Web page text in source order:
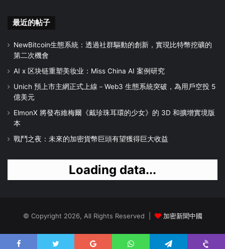
最近的帖子
NewBitcoin生態系統：透過社群驅動的創新，實現比特幣挖礦的
第二次機會
AI x 区块链重塑美妆业：Miss China AI 案例研究
Unich 預上市主網正式上線－Web3 生態系統突破，為用戶空投 5
億美元
ElmonX 將發布維梅爾《戴珍珠耳環的少女》的 3D 和擴增實境版
本
戰鬥之夜：未來的加密貨幣巨頭有望獲得巨大收益
Loading data...
© Copyright 2026, All Rights Reserved | 加密新聞中國